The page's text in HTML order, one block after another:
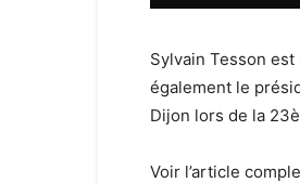
Sylvain Tesson
également le
Dijon lors de la
Voir l’article